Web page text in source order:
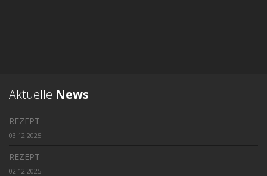
Aktuelle News
REZEPT
03.12.2025
REZEPT
02.12.2025